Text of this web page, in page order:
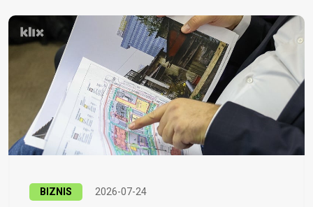
BIZNIS 2026-07-24